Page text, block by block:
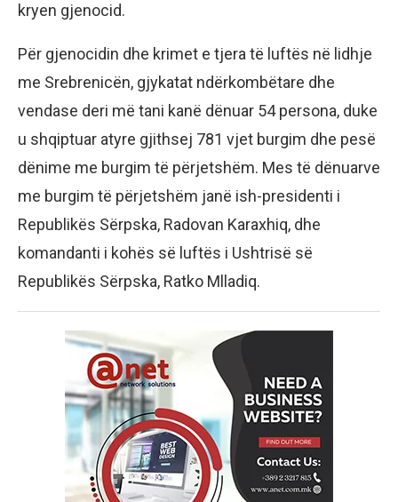
kryen gjenocid.
Për gjenocidin dhe krimet e tjera të luftës në lidhje
me Srebrenicën, gjykatat ndërkombëtare dhe
vendase deri më tani kanë dënuar 54 persona, duke
u shqiptuar atyre gjithsej 781 vjet burgim dhe pesë
dënime me burgim të përjetshëm. Mes të dënuarve
me burgim të përjetshëm janë ish-presidenti i
Republikës Sërpska, Radovan Karaxhiq, dhe
komandanti i kohës së luftës i Ushtrisë së
Republikës Sërpska, Ratko Mlladiq.